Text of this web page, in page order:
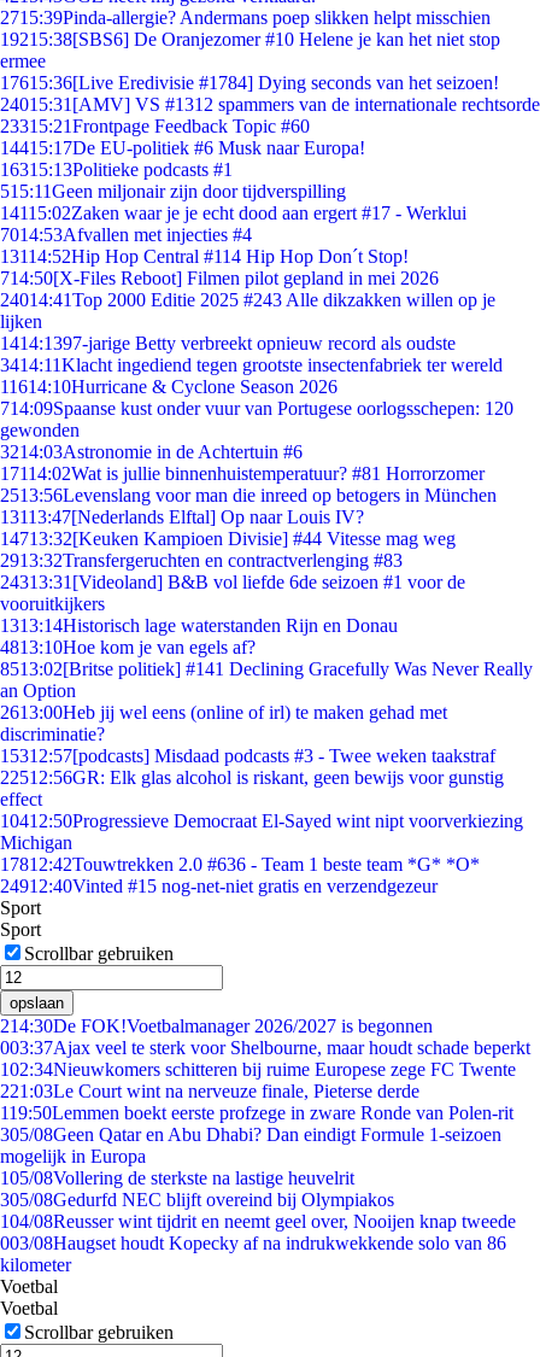
2715:39Pinda-allergie? Andermans poep slikken helpt misschien
19215:38[SBS6] De Oranjezomer #10 Helene je kan het niet stop
ermee
17615:36[Live Eredivisie #1784] Dying seconds van het seizoen!
24015:31 [AMV] VS #1312 spammers van de internationale rechtsorde
23315:21Frontpage Feedback Topic #60
14415:17De EU-politiek #6 Musk naar Europa!
16315:13Politieke podcasts #1
515:11Geen miljonair zijn door tijdverspilling
14115:02Zaken waar je je echt dood aan ergert #17 - Werklui
7014:53Afvallen met injecties #4
13114:52Hip Hop Central #114 Hip Hop Don´t Stop!
714:50[X-Files Reboot] Filmen pilot gepland in mei 2026
24014:41Top 2000 Editie 2025 #243 Alle dikzakken willen op je
lijken
1414:1397-jarige Betty verbreekt opnieuw record als oudste
3414:11Klacht ingediend tegen grootste insectenfabriek ter wereld
11614:10Hurricane & Cyclone Season 2026
714:09Spaanse kust onder vuur van Portugese oorlogsschepen: 120
gewonden
3214:03Astronomie in de Achtertuin #6
17114:02Wat is jullie binnenhuistemperatuur? #81 Horrorzomer
2513:56Levenslang voor man die inreed op betogers in München
13113:47[Nederlands Elftal] Op naar Louis IV?
14713:32[Keuken Kampioen Divisie] #44 Vitesse mag weg
2913:32Transfergeruchten en contractverlenging #83
24313:31 [Videoland] B&B vol liefde 6de seizoen #1 voor de
vooruitkijkers
1313:14Historisch lage waterstanden Rijn en Donau
4813:10Hoe kom je van egels af?
8513:02[Britse politiek] #141 Declining Gracefully Was Never Really
an Option
2613:00Heb jij wel eens (online of irl) te maken gehad met
discriminatie?
15312:57[podcasts] Misdaad podcasts #3 - Twee weken taakstraf
22512:56GR: Elk glas alcohol is riskant, geen bewijs voor gunstig
effect
10412:50Progressieve Democraat El-Sayed wint nipt voorverkiezing
Michigan
17812:42Touwtrekken 2.0 #636 - Team 1 beste team *G* *O*
24912:40Vinted #15 nog-net-niet gratis en verzendgezeur
Sport
Sport
Scrollbar gebruiken
opslaan
214:30De FOK!Voetbalmanager 2026/2027 is begonnen
003:37Ajax veel te sterk voor Shelbourne, maar houdt schade beperkt
102:34Nieuwkomers schitteren bij ruime Europese zege FC Twente
221:03Le Court wint na nerveuze finale, Pieterse derde
119:50Lemmen boekt eerste profzege in zware Ronde van Polen-rit
305/08Geen Qatar en Abu Dhabi? Dan eindigt Formule 1-seizoen
mogelijk in Europa
105/08Vollering de sterkste na lastige heuvelrit
305/08Gedurfd NEC blijft overeind bij Olympiakos
104/08Reusser wint tijdrit en neemt geel over, Nooijen knap tweede
003/08Haugset houdt Kopecky af na indrukwekkende solo van 86
kilometer
Voetbal
Voetbal
Scrollbar gebruiken